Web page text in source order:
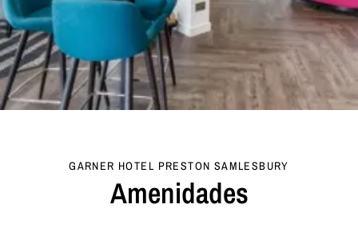
GARNER HOTEL PRESTON SAMLESBURY
Amenidades